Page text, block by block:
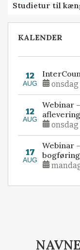
Studietur til
KALENDER
12
AUG onsdag
12
AUG
Webinar
onsdag
17
AUG
Webinar
bogføring